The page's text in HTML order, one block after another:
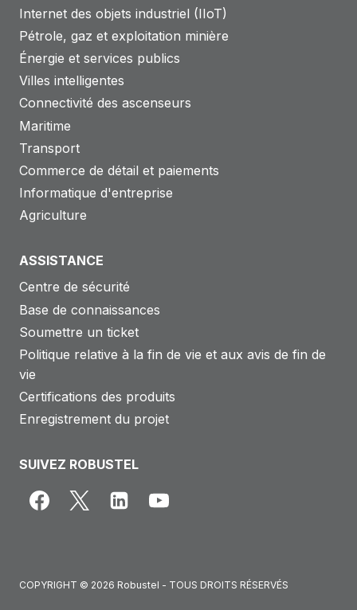
Internet des objets industriel (IIoT)
Pétrole, gaz et exploitation minière
Énergie et services publics
Villes intelligentes
Connectivité des ascenseurs
Maritime
Transport
Commerce de détail et paiements
Informatique d'entreprise
Agriculture
ASSISTANCE
Centre de sécurité
Base de connaissances
Soumettre un ticket
Politique relative à la fin de vie et aux avis de fin de
vie
Certifications des produits
Enregistrement du projet
SUIVEZ ROBUSTEL
COPYRIGHT © 2026 Robustel - TOUS DROITS RÉSERVÉS